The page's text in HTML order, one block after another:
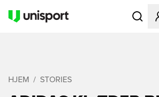
Åbner
HJEM STORIES